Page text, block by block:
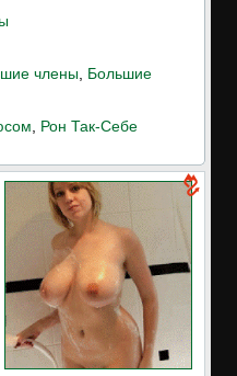
члены Большие
Рон Так-Себе